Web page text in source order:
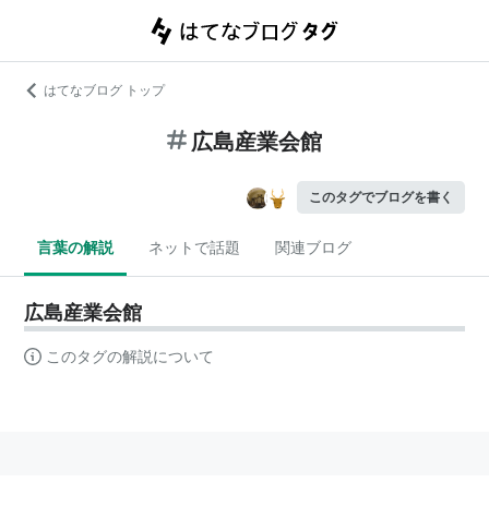
はてなブログ トップ
広島産業会館
このタグでブログを書く
言葉の解説 ネットで話題 関連ブログ
広島産業会館
このタグの解説について